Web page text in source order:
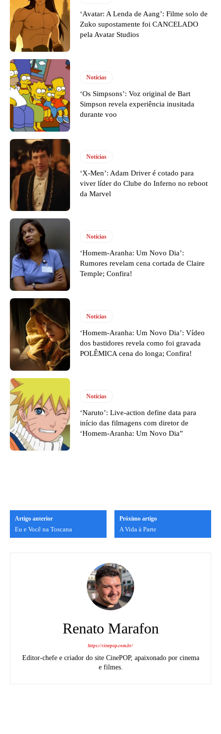
‘Avatar: A Lenda de Aang’: Filme solo de
Zuko supostamente foi CANCELADO
pela Avatar Studios
Notícias
‘Os Simpsons’: Voz original de Bart
Simpson revela experiência inusitada
durante voo
Notícias
‘X-Men’: Adam Driver é cotado para
viver líder do Clube do Inferno no reboot
da Marvel
Notícias
‘Homem-Aranha: Um Novo Dia’:
Rumores revelam cena cortada de Claire
Temple; Confira!
Notícias
‘Homem-Aranha: Um Novo Dia’: Vídeo
dos bastidores revela como foi gravada
POLÊMICA cena do longa; Confira!
Notícias
‘Naruto’: Live-action define data para
início das filmagens com diretor de
‘Homem-Aranha: Um Novo Dia”
Artigo anterior
Eu e Você na Toscana
Próximo artigo
A Vida à Parte
Renato Marafon
https://cinepop.com.br/
Editor-chefe e criador do site CinePOP, apaixonado por cinema
e filmes.